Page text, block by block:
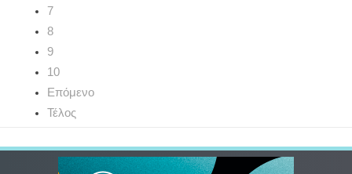
7
8
9
10
Επόμενο
Τέλος